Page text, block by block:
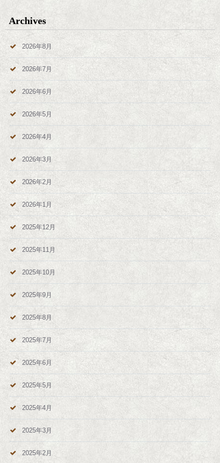
Archives
2026年8月
2026年7月
2026年6月
2026年5月
2026年4月
2026年3月
2026年2月
2026年1月
2025年12月
2025年11月
2025年10月
2025年9月
2025年8月
2025年7月
2025年6月
2025年5月
2025年4月
2025年3月
2025年2月